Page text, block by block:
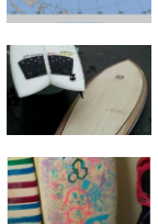
KY
MIN
mitz
OYZ
S.K